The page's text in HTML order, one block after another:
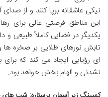
نیکی عاشقانه برپا کنند و از
این مناطق فرصتی عالی برای
یکدیگر در فضایی کاملاً طبیعی و
تابش نورهای طلایی بر صخره ها
ای رؤیایی ایجاد می کند که
نشدنی و الهام بخش خواهد بود.